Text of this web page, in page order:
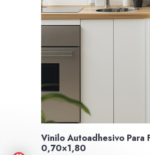
Vinilo Autoadhesivo Para
0,70×1,80